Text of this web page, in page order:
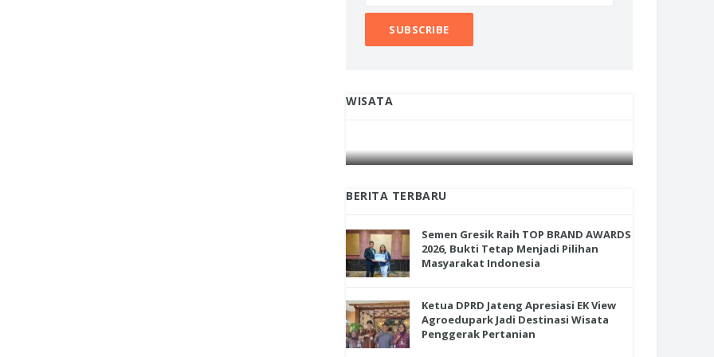
WISATA
BERITA TERBARU
Semen Gresik Raih TOP BRAND AWARDS
2026, Bukti Tetap Menjadi Pilihan
Masyarakat Indonesia
Ketua DPRD Jateng Apresiasi EK View
Agroedupark Jadi Destinasi Wisata
Penggerak Pertanian